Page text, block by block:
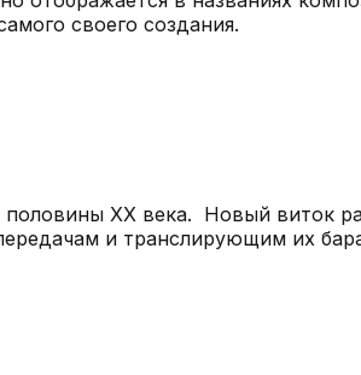
своего создания.
ХХ века. Новый виток
и транслирующим их